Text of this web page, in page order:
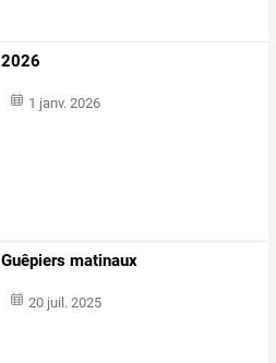
2026
1 janv. 2026
Guêpiers matinaux
20 juil. 2025